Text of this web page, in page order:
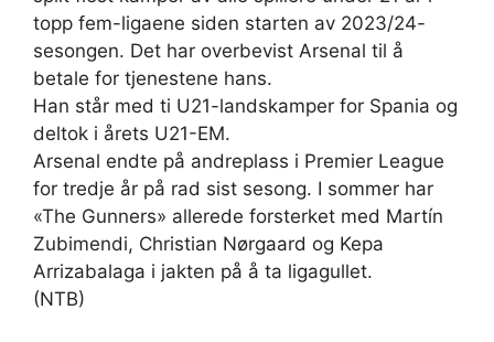
topp fem-ligaene siden starten av 2023/24-
sesongen. Det har overbevist Arsenal til å
betale for tjenestene hans.
Han står med ti U21-landskamper for Spania og
deltok i årets U21-EM.
Arsenal endte på andreplass i Premier League
for tredje år på rad sist sesong. I sommer har
«The Gunners» allerede forsterket med Martín
Zubimendi, Christian Nørgaard og Kepa
Arrizabalaga i jakten på å ta ligagullet.
(NTB)